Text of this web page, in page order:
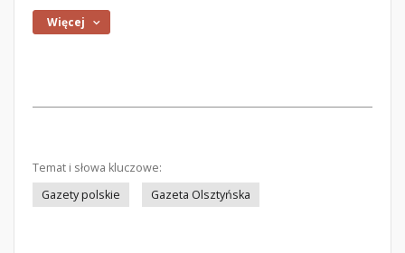
Więcej
Temat i słowa kluczowe:
Gazety polskie
Gazeta Olsztyńska